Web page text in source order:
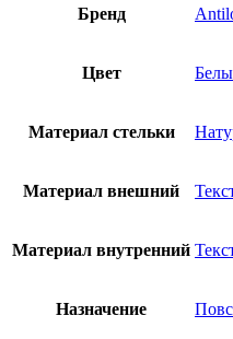
Бренд
Цвет
Материал стельки
Материал внешний
Материал внутренний
Назначение